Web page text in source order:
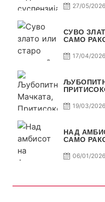
27/05/2026
СУВО
САМО
17/04/2026
19/03/2026
НАД
САМО
06/01/2026